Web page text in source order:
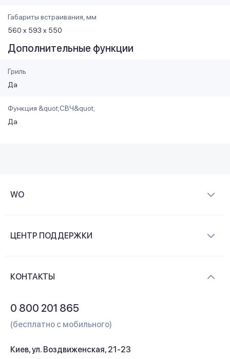
Габариты встраивания, мм
560 х 593 х 550
Дополнительные функции
Гриль
Да
Функция &quot;СВЧ&quot;
Да
WO
Контакты
ЦЕНТР ПОДДЕРЖКИ
КОНТАКТЫ
0 800 201 865
(бесплатно с мобильного)
Киев, ул. Воздвиженская, 21-23